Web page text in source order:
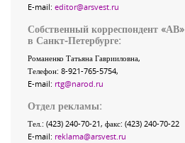
E-mail: editor@arsvest.ru
Собственный корреспондент «АВ»
в Санкт-Петербурге:
Романенко Татьяна Гаврииловна,
Телефон: 8-921-765-5754,
E-mail: rtg@narod.ru
Отдел рекламы:
Тел.: (423) 240-70-21, факс: (423) 240-70-22
E-mail: reklama@arsvest.ru